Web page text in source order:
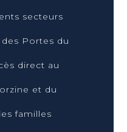
secteurs
Portes du
direct au
et du
familles